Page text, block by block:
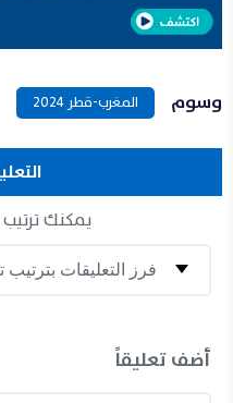
وسوم المغرب-قطر 2024
يمكنك
أضف تعليقاً